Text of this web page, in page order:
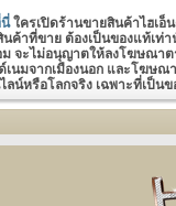
นี่ ใครเปิดร้านขายสินค้าไฮเ
นค้าที่ขาย ต้องเป็นของแท้เท่
จะไม่อนุญาตให้ลงโฆษณาต
เนมจากเมืองนอก และโฆษ
ลน์หรือโลกจริง เฉพาะที่เป็น